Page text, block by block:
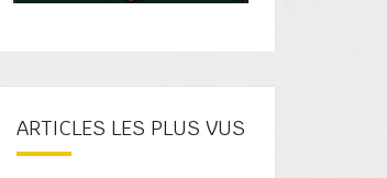
ARTICLES LES PLUS VUS